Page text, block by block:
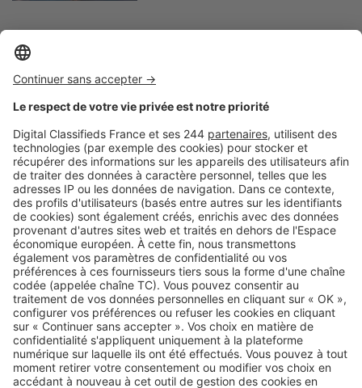
Logic-Immo c’est aussi …
Retrouvez-nous sur …
A propos
Qui sommes-nous ?
Contacter le service client
Nous rejoindre